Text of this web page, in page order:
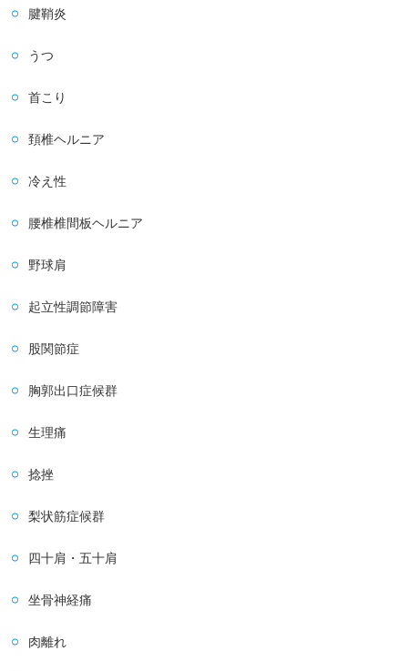
腱鞘炎
うつ
首こり
頚椎ヘルニア
冷え性
腰椎椎間板ヘルニア
野球肩
起立性調節障害
股関節症
胸郭出口症候群
生理痛
捻挫
梨状筋症候群
四十肩・五十肩
坐骨神経痛
肉離れ